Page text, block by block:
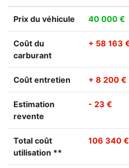
Prix du véhicule 40 000 €
Coût du
carburant
+ 58 163
Coût entretien + 8 200 €
Estimation
revente
- 23 €
Total coût
utilisation **
106 340 €